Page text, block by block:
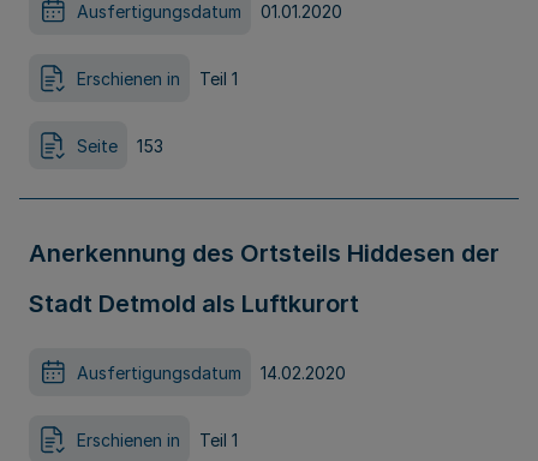
Ausfertigungsdatum 01.01.2020
Erschienen in Teil 1
Seite 153
Anerkennung des Ortsteils Hiddesen der
Stadt Detmold als Luftkurort
Ausfertigungsdatum 14.02.2020
Erschienen in Teil 1